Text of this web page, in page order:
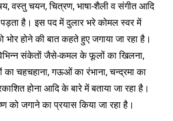
वस्तु चयन, चित्रण, भाषा-शैली व संगीत आदि
पड़ता है। इस पद में दुलार भरे कोमल स्वर में
होने की बात कहते हुए जगाया जा रहा है।
संकेतों जैसे-कमल के फूलों का खिलना,
का चहचहाना, गऊओं का रंभाना, चन्द्रमा का
होना आदि के बारे में बताया जा रहा है।
को जगाने का प्रयास किया जा रहा है।